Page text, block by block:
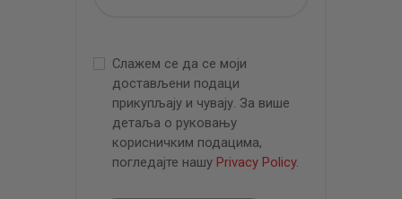
Слажем се да се моји
достављени подаци
прикупљају и чувају. За више
детаља о руковању
корисничким подацима,
погледајте нашу Privacy Policy.